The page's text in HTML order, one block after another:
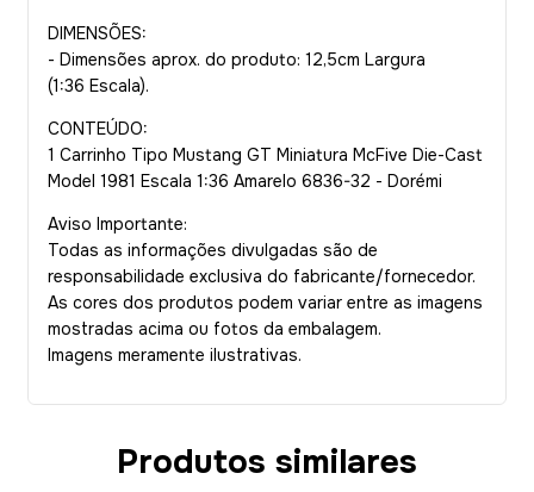
DIMENSÕES:
- Dimensões aprox. do produto: 12,5cm Largura
(1:36 Escala).
CONTEÚDO:
1 Carrinho Tipo Mustang GT Miniatura McFive Die-Cast
Model 1981 Escala 1:36 Amarelo 6836-32 - Dorémi
Aviso Importante:
Todas as informações divulgadas são de
responsabilidade exclusiva do fabricante/fornecedor.
As cores dos produtos podem variar entre as imagens
mostradas acima ou fotos da embalagem.
Imagens meramente ilustrativas.
Produtos similares